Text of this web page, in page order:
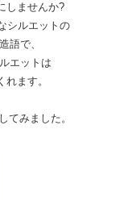
しませんか?
シルエットの
語で、
エットは
ます。
てみました。